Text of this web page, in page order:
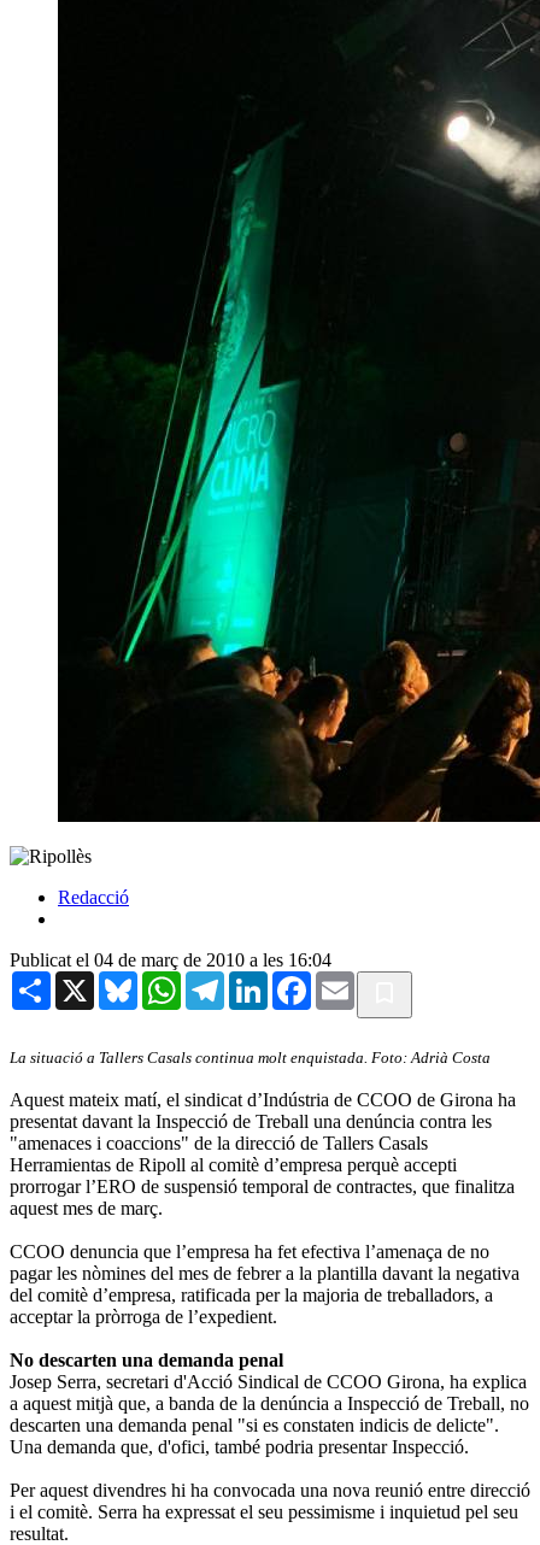
Redacció
Publicat el 04 de març de 2010 a les 16:04
Share X BlueskyWhatsAppTelegramLinkedInFacebook
Email
La situació a Tallers Casals continua molt enquistada. Foto: Adrià Costa
Aquest mateix matí, el sindicat d’Indústria de CCOO de Girona ha
presentat davant la Inspecció de Treball una denúncia contra les
"amenaces i coaccions" de la direcció de Tallers Casals
Herramientas de Ripoll al comitè d’empresa perquè accepti
prorrogar l’ERO de suspensió temporal de contractes, que finalitza
aquest mes de març.
CCOO denuncia que l’empresa ha fet efectiva l’amenaça de no
pagar les nòmines del mes de febrer a la plantilla davant la negativa
del comitè d’empresa, ratificada per la majoria de treballadors, a
acceptar la pròrroga de l’expedient.
No descarten una demanda penal
Josep Serra, secretari d'Acció Sindical de CCOO Girona, ha explica
a aquest mitjà que, a banda de la denúncia a Inspecció de Treball, no
descarten una demanda penal "si es constaten indicis de delicte".
Una demanda que, d'ofici, també podria presentar Inspecció.
Per aquest divendres hi ha convocada una nova reunió entre direcció
i el comitè. Serra ha expressat el seu pessimisme i inquietud pel seu
resultat.